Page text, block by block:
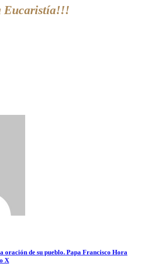
Eucaristía!!!
oración de su pueblo. Papa Francisco Hora
X